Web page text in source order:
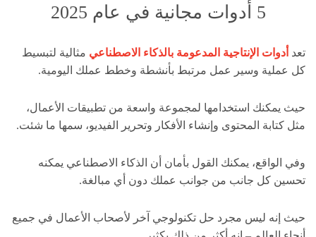
5 أدوات مجانية في عام 2025
تعد أدوات الإنتاجية المدعومة بالذكاء الاصطناعي مثالية لتبسيط
كل عملية وسير عمل مرتبط بأنشطة وخطط عملك اليومية.
حيث يمكنك استخدامها لمجموعة واسعة من تطبيقات الأعمال،
مثل كتابة المحتوى وإنشاء الأفكار وتحرير الفيديو، سمها ما شئت.
وفي الواقع، يمكنك القول بأمان أن الذكاء الاصطناعي يمكنه
تحسين كل جانب من جوانب عملك دون أي مبالغة.
حيث إنه ليس مجرد حل تكنولوجي آخر لأصحاب الأعمال في جميع